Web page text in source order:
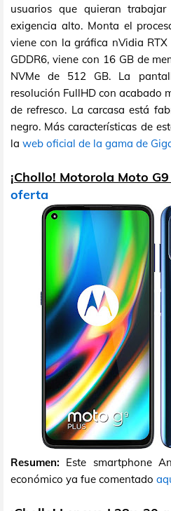
usuarios que quieran
exigencia alto. Monta el
viene con la gráfica nVidia
GDDR6, viene con 16 GB de
NVMe de 512 GB. La
resolución FullHD con acabado
de refresco. La carcasa está
negro. Más características de
la web oficial de la gama de
¡Chollo! Motorola Moto
oferta
Resumen: Este smartphone
económico ya fue comentado